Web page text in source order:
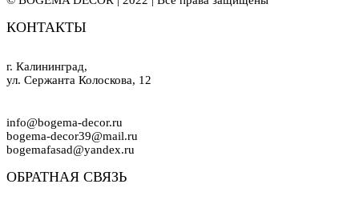
КОНТАКТЫ
г. Калининград,
ул. Сержанта Колоскова, 12
info@bogema-decor.ru
bogema-decor39@mail.ru
bogemafasad@yandex.ru
ОБРАТНАЯ СВЯЗЬ